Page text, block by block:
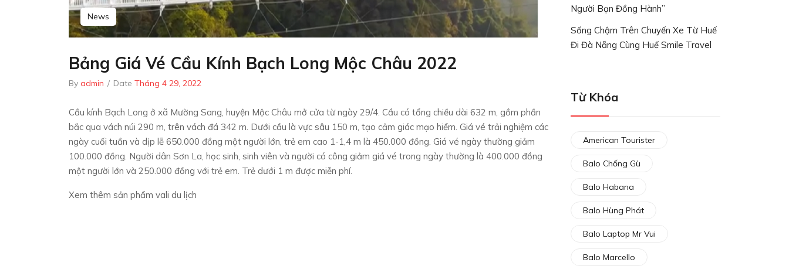
News
Bảng Giá Vé Cầu Kính Bạch Long Mộc Châu 2022
By admin / Date Tháng 4 29, 2022
Cầu kính Bạch Long ở xã Mường Sang, huyện Mộc Châu mở cửa từ ngày 29/4. Cầu có tổng chiều dài 632 m, gồm phần
bắc qua vách núi 290 m, trên vách đá 342 m. Dưới cầu là vực sâu 150 m, tạo cảm giác mạo hiểm. Giá vé trải nghiệm các
ngày cuối tuần và dịp lễ 650.000 đồng một người lớn, trẻ em cao 1-1,4 m là 450.000 đồng. Giá vé ngày thường giảm
100.000 đồng. Người dân Sơn La, học sinh, sinh viên và người có công giảm giá vé trong ngày thường là 400.000 đồng
một người lớn và 250.000 đồng với trẻ em. Trẻ dưới 1 m được miễn phí.
Xem thêm sản phẩm vali du lịch
Người Bạn Đồng Hành”
Sống Chậm Trên Chuyến Xe Từ Huế
Đi Đà Nẵng Cùng Huế Smile Travel
Từ Khóa
American Tourister
Balo Chống Gù
Balo Habana
Balo Hùng Phát
Balo Laptop Mr Vui
Balo Marcello